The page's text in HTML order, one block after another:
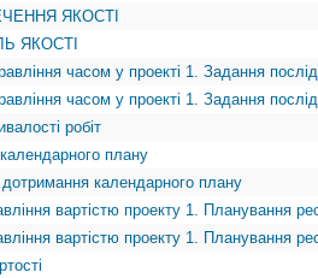
ЯКОСТІ
ЯКОСТІ
часом у проекті 1. Задання
часом у проекті 1. Задання
робіт
плану
календарного плану
вартістю проекту 1. Планування
вартістю проекту 1. Планування